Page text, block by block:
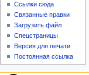
Ссылки сюда
Связанные правки
Загрузить файл
Спецстраницы
Версия для печати
Постоянная ссылка